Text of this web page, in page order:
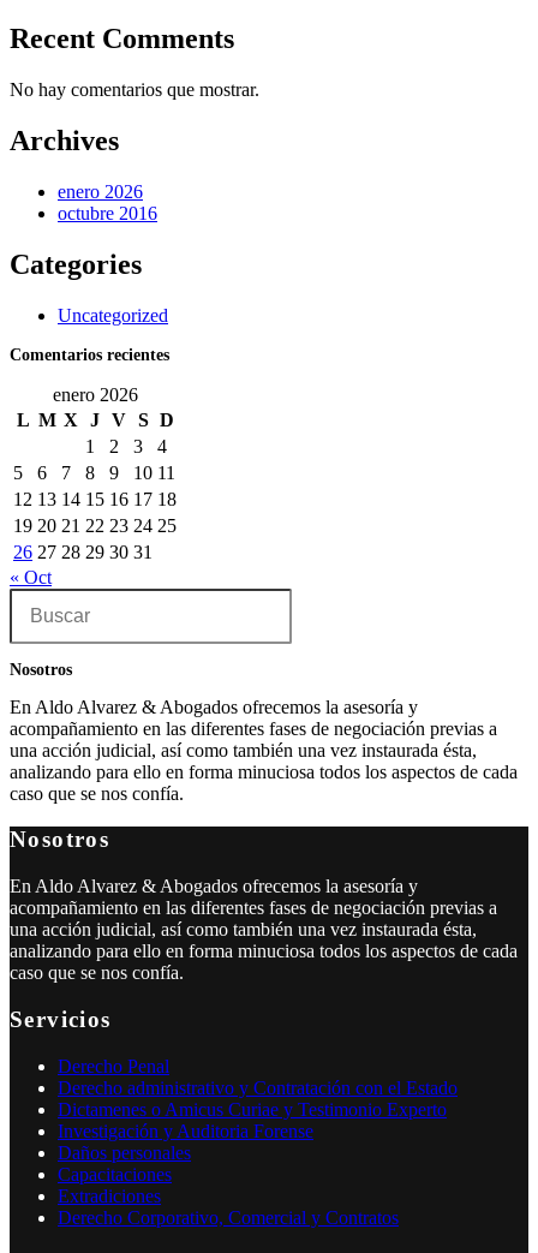
Recent Comments
No hay comentarios que mostrar.
Archives
enero 2026
octubre 2016
Categories
Uncategorized
Comentarios recientes
enero 2026
L M X J V S D
1
2 3
4
5
6 7 8 9 10 11
12 13 14 15 16 17 18
19 20 21 22 23 24 25
26 27 28 29 30 31
« Oct
Buscar
esta
web
Nosotros
En Aldo Alvarez & Abogados ofrecemos la asesoría y
acompañamiento en las diferentes fases de negociación previas a
una acción judicial, así como también una vez instaurada ésta,
analizando para ello en forma minuciosa todos los aspectos de cada
caso que se nos confía.
Nosotros
En Aldo Alvarez & Abogados ofrecemos la asesoría y
acompañamiento en las diferentes fases de negociación previas a
una acción judicial, así como también una vez instaurada ésta,
analizando para ello en forma minuciosa todos los aspectos de cada
caso que se nos confía.
Servicios
Derecho Penal
Derecho administrativo y Contratación con el Estado
Dictamenes o Amicus Curiae y Testimonio Experto
Investigación y Auditoria Forense
Daños personales
Capacitaciones
Extradiciones
Derecho Corporativo, Comercial y Contratos